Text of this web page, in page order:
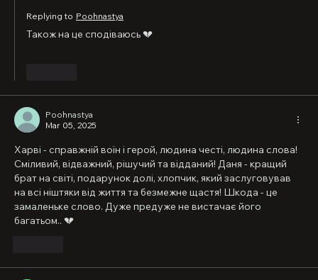
Replying to Poohnastya
Також на це сподіваюсь 💔
Poohnastya
Mar 05, 2025
Харві - справжній воїн і герой, людина честі, людина слова!
Сміливий, відважний, рішучий та відданий! Даня - кращий
брат на світі, подарунок долі, хлопчик, який заслуговував
на всі ніштяки від життя та безмежне щастя! Шкода - це
замаленьке слово. Дуже предуже не вистачає його
багатьом.. 💔